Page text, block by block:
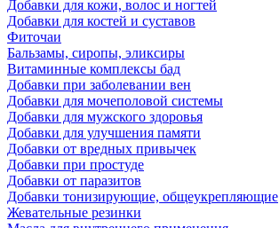
Добавки для кожи, волос и ногтей
Добавки для костей и суставов
Фиточаи
Бальзамы, сиропы, эликсиры
Витаминные комплексы бад
Добавки при заболевании вен
Добавки для мочеполовой системы
Добавки для мужского здоровья
Добавки для улучшения памяти
Добавки от вредных привычек
Добавки при простуде
Добавки от паразитов
Добавки тонизирующие, общеукрепляющие
Жевательные резинки